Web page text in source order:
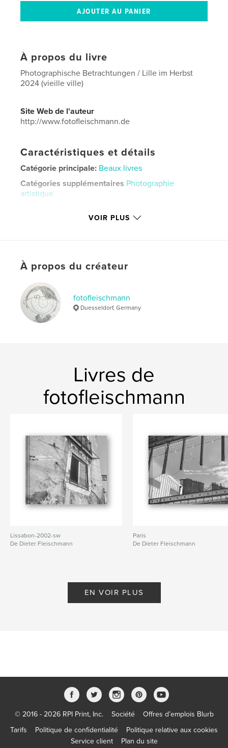
À propos du livre
Photographische Betrachtungen / Lille im Herbst
2024 (vieille ville)
Site Web de l'auteur
http://www.fotofleischmann.de
Caractéristiques et détails
Catégorie principale: Beaux livres
Catégories supplémentaires Photographie
artistique
Mots-clés
places , Orte
VOIR PLUS
À propos du créateur
fotofleischmann
Duesseldorf, Germany
Livres de
fotofleischmann
Lissabon-2002-sw
De Dieter Fleischmann
Paris
De Dieter Fleischmann
EN VOIR PLUS
© 2016 - 2026 RPI Print, Inc. Société
Offres d’emplois Blurb
Tarifs
Politique de confidentialité
Politique relative aux cookies
Service client
Plan du site